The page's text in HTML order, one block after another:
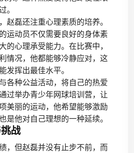
。
赵磊还注重心理素质的培养。
运动员不仅需要良好的身体素
的心理承受能力。在比赛中，
情况，他都能够冷静应对，这
发挥出最佳水平。
各种公益活动，将自己的热爱
过举办青少年网球培训营，让
美丽的运动，他希望能够激励
是他对自己理想的一种延续。
战
，但赵磊并没有止步不前，而